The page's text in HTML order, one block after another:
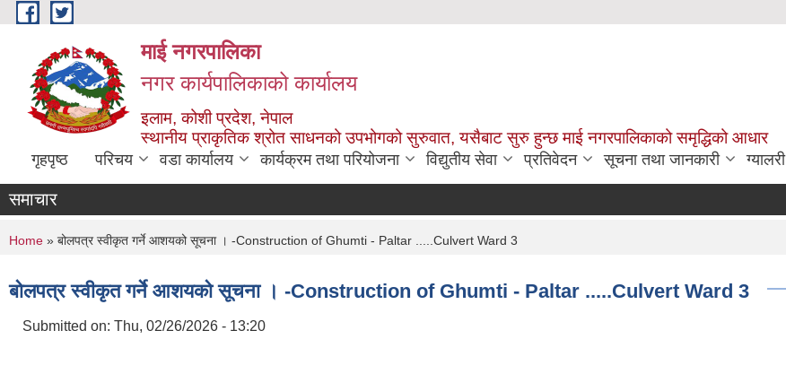
Skip to main content
माई नगरपालिका
नगर कार्यपालिकाको कार्यालय
इलाम, कोशी प्रदेश, नेपाल
स्थानीय प्राकृतिक श्रोत साधनको उपभोगको सुरुवात, यसैबाट सुरु हुन्छ माई नगरपालिकाको समृद्धिको आधार
गृहपृष्ठ परिचय वडा कार्यालय कार्यक्रम तथा परियोजना विद्युतीय सेवा प्रतिवेदन सूचना तथा जानकारी ग्यालरी
समाचार
You are here
Home » बोलपत्र स्वीकृत गर्ने आशयको सूचना । -Construction of Ghumti - Paltar .....Culvert Ward 3
बोलपत्र स्वीकृत गर्ने आशयको सूचना । -Construction of Ghumti - Paltar .....Culvert Ward 3
Submitted on: Thu, 02/26/2026 - 13:20